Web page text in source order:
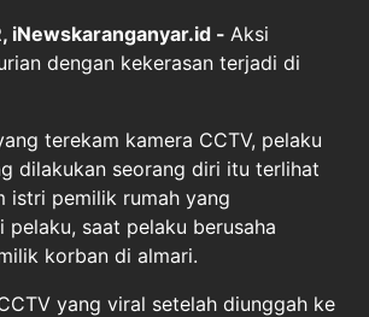
iNewskaranganyar.id - Aksi
dengan kekerasan terjadi di
terekam kamera CCTV, pelaku
dilakukan seorang diri itu terlihat
istri pemilik rumah yang
pelaku, saat pelaku berusaha
korban di almari.
yang viral setelah diunggah ke